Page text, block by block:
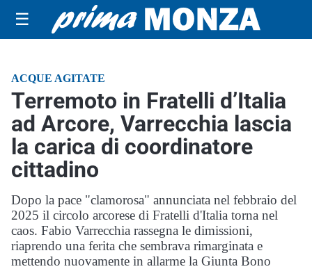
☰
ACQUE AGITATE
Terremoto in Fratelli d’Italia
ad Arcore, Varrecchia lascia
la carica di coordinatore
cittadino
Dopo la pace "clamorosa" annunciata nel febbraio del
2025 il circolo arcorese di Fratelli d'Italia torna nel
caos. Fabio Varrecchia rassegna le dimissioni,
riaprendo una ferita che sembrava rimarginata e
mettendo nuovamente in allarme la Giunta Bono